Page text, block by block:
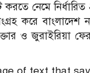
নেমে
করে বাংলাদেশ
ও জুরাইরিয়া